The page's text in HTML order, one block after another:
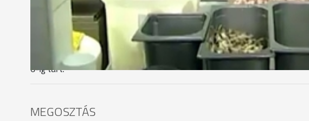
Ezért utóellenőrzéseket is tartanak. A hatósági állatorvos azt mondja,
szabálysértést. Bár korábban egy szombathelyi vendéglátóegységet
pedig még ennél is nagyobb összegre bírságoltak. A húsvéthoz
6-ig tart.
MEGOSZTÁS